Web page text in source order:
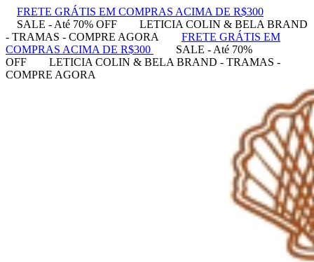
FRETE GRÁTIS EM COMPRAS ACIMA DE R$300
SALE - Até 70% OFF
LETICIA COLIN & BELA BRAND
- TRAMAS - COMPRE AGORA
FRETE GRÁTIS EM
COMPRAS ACIMA DE R$300
SALE - Até 70%
OFF
LETICIA COLIN & BELA BRAND - TRAMAS -
COMPRE AGORA